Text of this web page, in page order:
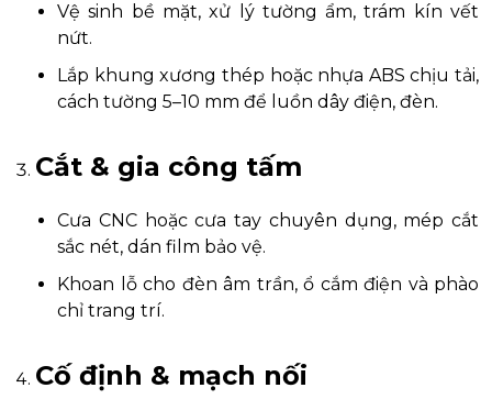
Vệ sinh bề mặt, xử lý tường ẩm, trám kín vết
nứt.
Lắp khung xương thép hoặc nhựa ABS chịu tải,
cách tường 5–10 mm để luồn dây điện, đèn.
Cắt & gia công tấm
Cưa CNC hoặc cưa tay chuyên dụng, mép cắt
sắc nét, dán film bảo vệ.
Khoan lỗ cho đèn âm trần, ổ cắm điện và phào
chỉ trang trí.
Cố định & mạch nối